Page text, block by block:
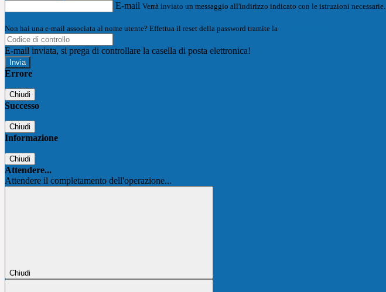
E-mail Verrà inviato un messaggio all'indirizzo indicato con le istruzioni necessarie.
Non hai una e-mail associata al nome utente? Effettua il reset della password tramite la
E-mail inviata, si prega di controllare la casella di posta elettronica!
Errore
Chiudi
Successo
Chiudi
Informazione
Chiudi
Attendere...
Attendere il completamento dell'operazione...
Chiudi